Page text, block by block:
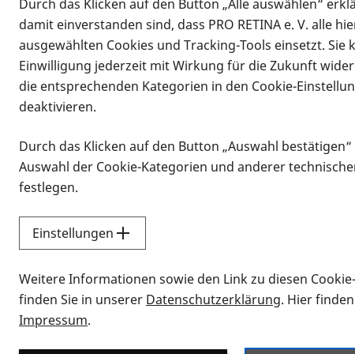
Infomaterial
Infomaterial
Vorlesen
Alle Infomaterialien
Sie möchten wissen, wie Sie nach
Durch das Klicken auf den Button „Alle auswählen“
damit einverstanden sind, dass PRO RETINA e. V. alle
ausgewählten Cookies und Tracking-Tools einsetzt. Sie
Einwilligung jederzeit mit Wirkung für die Zukunft
die entsprechenden Kategorien in den Cookie-
deaktivieren.
Durch das Klicken auf den Button „Auswahl
Auswahl der Cookie-Kategorien und anderer
festlegen.
Einstellungen
Weitere Informationen sowie den Link zu diesen
finden Sie in unserer Datenschutzerklärung. Hier
Impressum.